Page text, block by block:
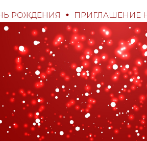
ПРИГЛАШЕНИЕ